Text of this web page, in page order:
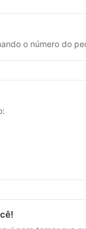
o número do